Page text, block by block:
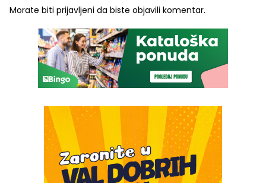
Morate biti prijavljeni da biste objavili komentar.